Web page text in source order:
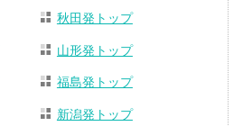
秋田発トップ
山形発トップ
福島発トップ
新潟発トップ